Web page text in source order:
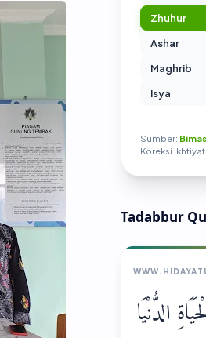
Zhuhur
Ashar
Maghrib
Isya
Sumber:
Koreksi
Tadabbur
الدُّنْيَا